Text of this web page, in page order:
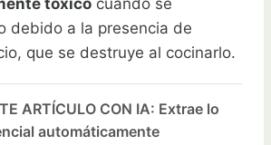
debido a la presencia de
que se destruye al cocinarlo.
ARTÍCULO CON IA: Extrae lo
automáticamente